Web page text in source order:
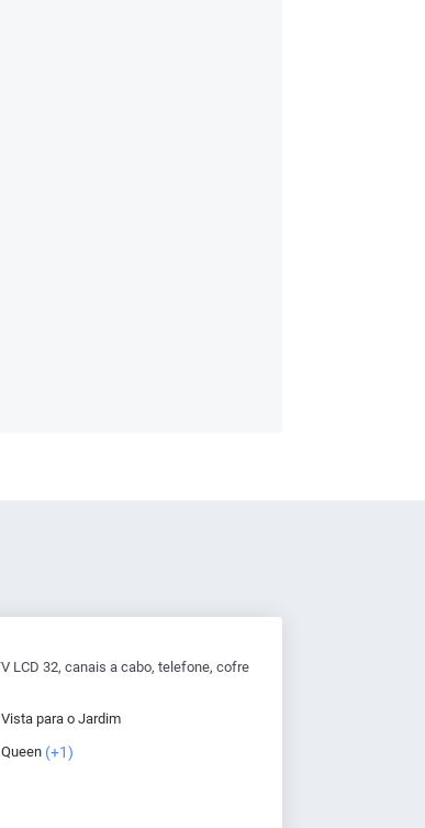
LCD 32, canais a cabo, telefone, cofre
Vista para o Jardim
Queen (+1)